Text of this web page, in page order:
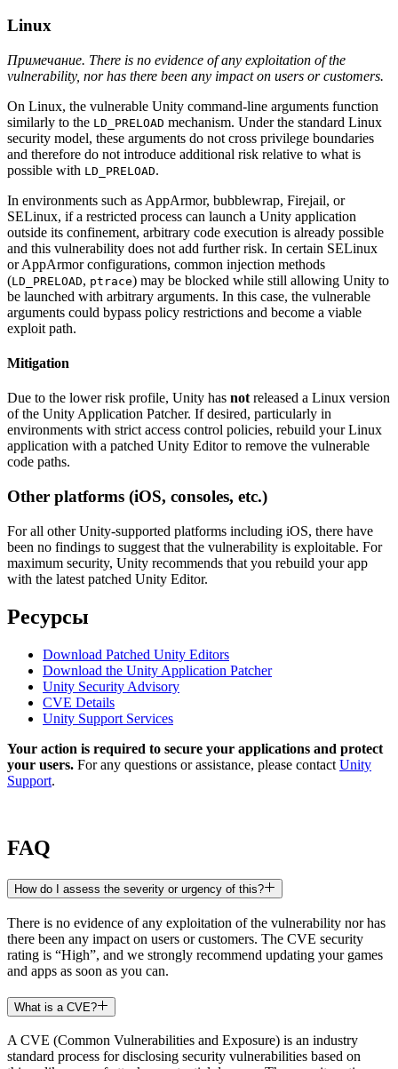
Linux
Примечание. There is no evidence of any exploitation of the
vulnerability, nor has there been any impact on users or customers.
On Linux, the vulnerable Unity command‑line arguments function
similarly to the LD_PRELOAD mechanism. Under the standard Linux
security model, these arguments do not cross privilege boundaries
and therefore do not introduce additional risk relative to what is
possible with LD_PRELOAD.
In environments such as AppArmor, bubblewrap, Firejail, or
SELinux, if a restricted process can launch a Unity application
outside its confinement, arbitrary code execution is already possible
and this vulnerability does not add further risk. In certain SELinux
or AppArmor configurations, common injection methods
(LD_PRELOAD, ptrace) may be blocked while still allowing Unity to
be launched with arbitrary arguments. In this case, the vulnerable
arguments could bypass policy restrictions and become a viable
exploit path.
Mitigation
Due to the lower risk profile, Unity has not released a Linux version
of the Unity Application Patcher. If desired, particularly in
environments with strict access control policies, rebuild your Linux
application with a patched Unity Editor to remove the vulnerable
code paths.
Other platforms (iOS, consoles, etc.)
For all other Unity-supported platforms including iOS, there have
been no findings to suggest that the vulnerability is exploitable. For
maximum security, Unity recommends that you rebuild your app
with the latest patched Unity Editor.
Ресурсы
Download Patched Unity Editors
Download the Unity Application Patcher
Unity Security Advisory
CVE Details
Unity Support Services
Your action is required to secure your applications and protect
your users. For any questions or assistance, please contact Unity
Support.
FAQ
How do I assess the severity or urgency of this?
There is no evidence of any exploitation of the vulnerability nor has
there been any impact on users or customers. The CVE security
rating is “High”, and we strongly recommend updating your games
and apps as soon as you can.
What is a CVE?
A CVE (Common Vulnerabilities and Exposure) is an industry
standard process for disclosing security vulnerabilities based on